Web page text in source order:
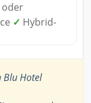
✓ Hybrid-
Blu Hotel